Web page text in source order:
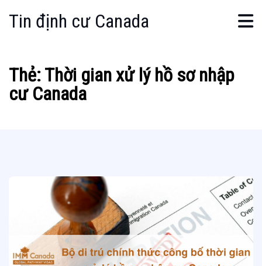
Tin định cư Canada
Thẻ:Thời gian xử lý hồ sơ nhập
cư Canada